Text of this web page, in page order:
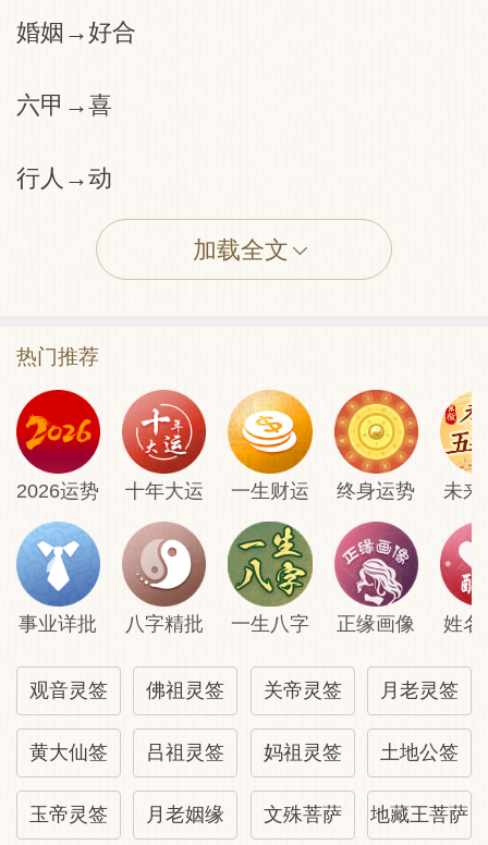
婚姻→好合
六甲→喜
行人→动
田蚕→平稳
寻人→遇
公讼→和
移徙→吉
疾病→禳星
山坟→平
观音灵签96:整体解译
第一句：你最近不寻常了，因为就要发迹
加载全文
热门推荐
2026运势 十年大运 一生财运 终身运势 未来
事业详批 八字精批 一生八字 正缘画像 姓名
观音灵签 佛祖灵签 关帝灵签 月老灵签
黄大仙签 吕祖灵签 妈祖灵签 土地公签
玉帝灵签 月老姻缘 文殊菩萨 地藏王菩萨